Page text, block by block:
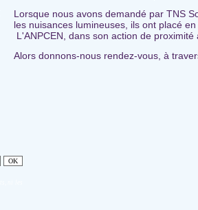
Lorsque nous avons demandé par TNS
les nuisances lumineuses, ils ont placé
L'ANPCEN, dans son action de
Alors donnons-nous rendez-vous, à